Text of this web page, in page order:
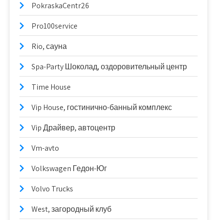
PokraskaCentr26
Pro100service
Rio, сауна
Spa-Party Шоколад, оздоровительный центр
Time House
Vip House, гостинично-банный комплекс
Vip Драйвер, автоцентр
Vm-avto
Volkswagen Гедон-Юг
Volvo Trucks
West, загородный клуб